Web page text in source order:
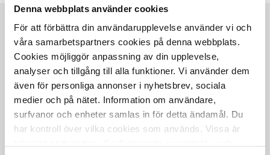
Denna webbplats använder cookies
För att förbättra din användarupplevelse använder vi och
våra samarbetspartners cookies på denna webbplats.
Cookies möjliggör anpassning av din upplevelse,
analyser och tillgång till alla funktioner. Vi använder dem
även för personliga annonser i nyhetsbrev, sociala
medier och på nätet. Information om användare,
surfvanor och enheter samlas in för detta ändamål. Du
har kontroll över vilka cookies som används. Vissa är
Rekommenderat baserat på vald produkt